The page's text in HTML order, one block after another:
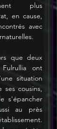
plus
en cause,
avec
que deux
ont
situation
cousins,
s'épancher
au près